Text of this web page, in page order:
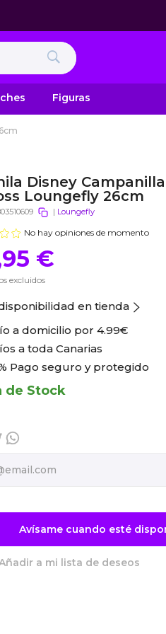
Figuras
Disney
Loungefly 26cm
| Loungefly
No hay opiniones de momento
€
excluidos
en tienda
a domicilio por 4.99€
a toda Canarias
Pago seguro y protegido
de Stock
Avísame cuando esté
a mi lista de deseos